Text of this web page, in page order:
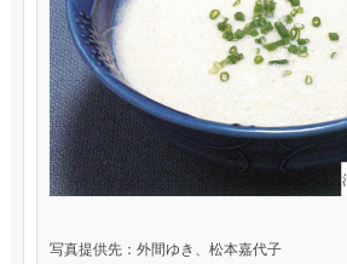
写真提供先：外間ゆき、松本嘉代子